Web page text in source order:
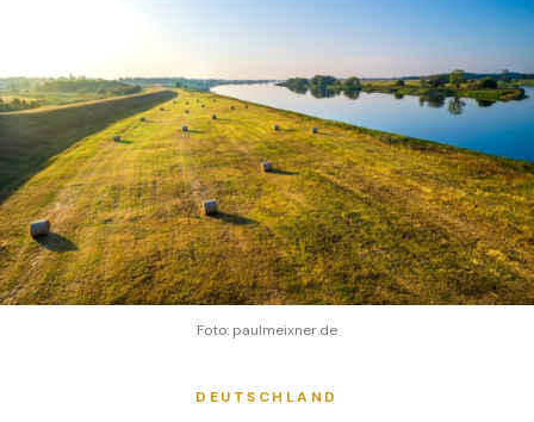
Foto: paulmeixner.de
DEUTSCHLAND